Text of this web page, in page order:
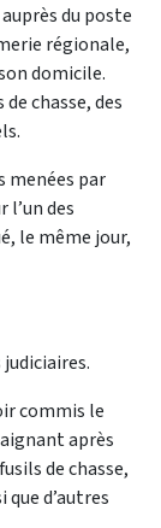
du poste
régionale,
domicile.
chasse, des
menées par
des
le même jour,
judiciaires.
commis le
après
de chasse,
d’autres